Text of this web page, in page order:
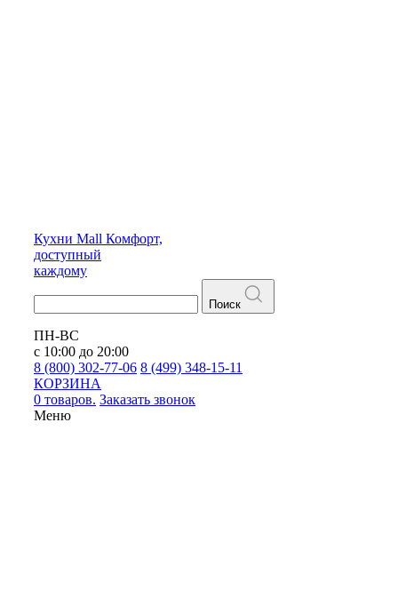
Кухни Mall Комфорт,
доступный
каждому
Поиск
ПН-ВС
с 10:00 до 20:00
8 (800) 302-77-06 8 (499) 348-15-11
КОРЗИНА
0 товаров. Заказать звонок
Меню